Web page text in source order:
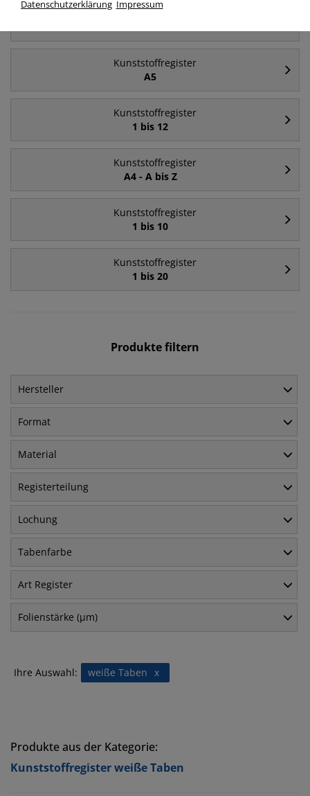
Kunststoffregister
Kunststoffregister
A5
Kunststoffregister
1 bis 12
Kunststoffregister
A4 - A bis Z
Kunststoffregister
1 bis 10
Kunststoffregister
1 bis 20
Produkte filtern
Hersteller
Format
Material
Registerteilung
Lochung
Tabenfarbe
Art Register
Folienstärke (µm)
Ihre Auswahl: x
weiße Taben
Produkte aus der Kategorie:
Kunststoffregister weiße Taben
Datenschutzerklärung Impressum